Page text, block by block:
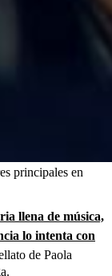
principales en
llena de música,
lo intenta con
de Paola